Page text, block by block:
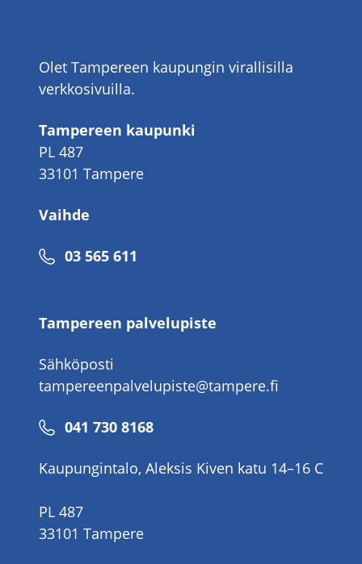
Olet Tampereen kaupungin virallisilla
verkkosivuilla.
Tampereen kaupunki
PL 487
33101 Tampere
Vaihde
Puhelinnumero
03 565 611
Tampereen palvelupiste
Sähköposti
tampereenpalvelupiste@tampere.fi
Puhelinnumero
041 730 8168
Kaupungintalo, Aleksis Kiven katu 14–16 C
PL 487
33101 Tampere